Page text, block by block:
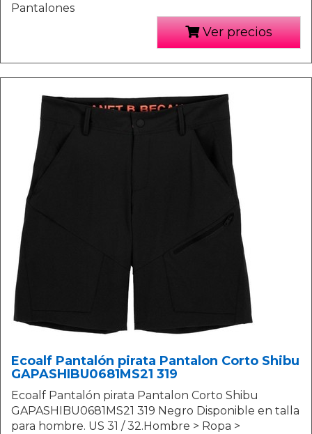
Pantalones
Ver precios
Ecoalf Pantalón pirata Pantalon Corto Shibu
GAPASHIBU0681MS21 319
Ecoalf Pantalón pirata Pantalon Corto Shibu
GAPASHIBU0681MS21 319 Negro Disponible en talla
para hombre. US 31 / 32.Hombre > Ropa >